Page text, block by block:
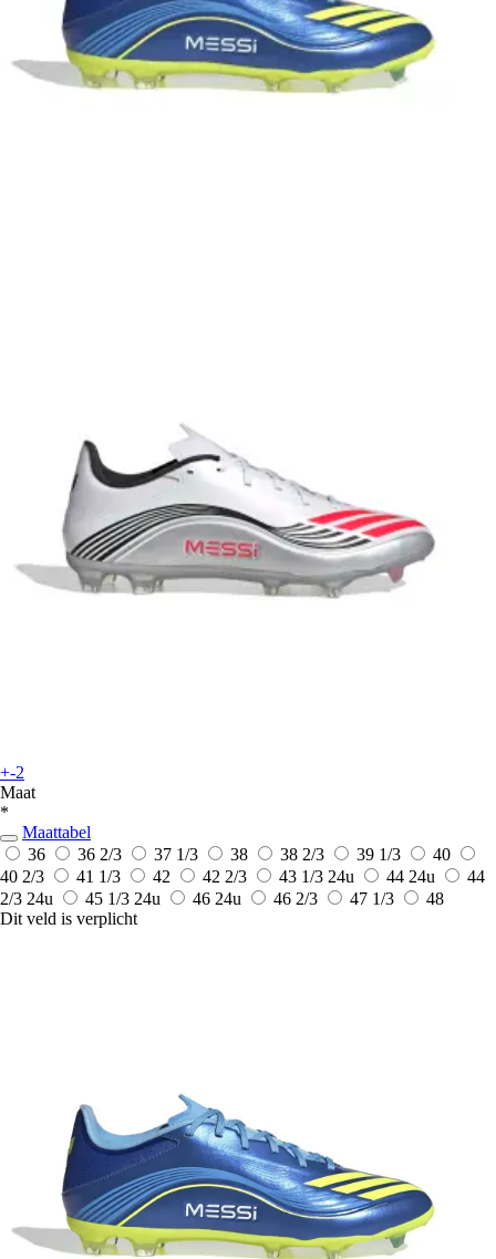
+-2
Maat
*
Maattabel
36
36 2/3 37 1/3 38 38 2/3 39 1/3
40
40 2/3
41 1/3 42 42 2/3 43 1/3 24u 44 24u
44
2/3 24u 45 1/3 24u 46 24u 46 2/3 47 1/3
48
Dit veld is verplicht